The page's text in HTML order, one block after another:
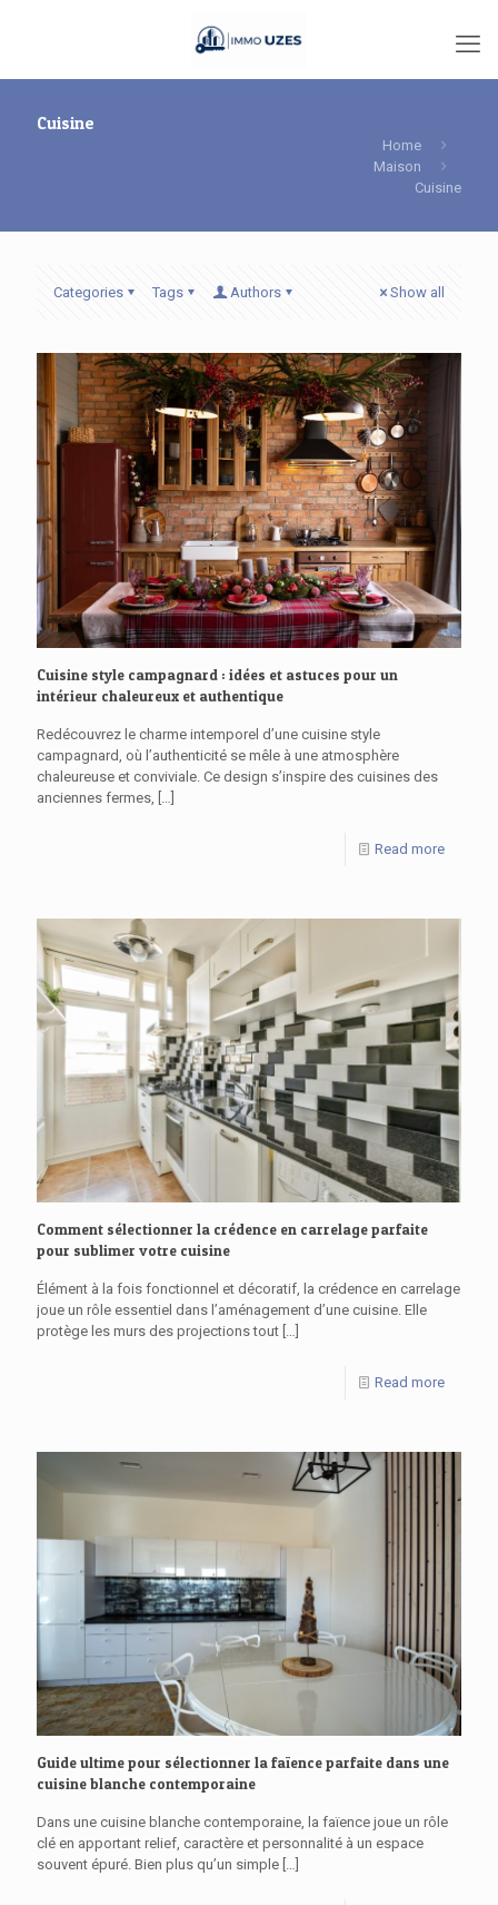
Cuisine
Home
Maison
Cuisine
Categories Tags Authors Show all
Cuisine style campagnard : idées et astuces pour un
intérieur chaleureux et authentique
Redécouvrez le charme intemporel d’une cuisine style
campagnard, où l’authenticité se mêle à une atmosphère
chaleureuse et conviviale. Ce design s’inspire des cuisines des
anciennes fermes, […]
Read more
Comment sélectionner la crédence en carrelage parfaite
pour sublimer votre cuisine
Élément à la fois fonctionnel et décoratif, la crédence en carrelage
joue un rôle essentiel dans l’aménagement d’une cuisine. Elle
protège les murs des projections tout […]
Read more
Guide ultime pour sélectionner la faïence parfaite dans une
cuisine blanche contemporaine
Dans une cuisine blanche contemporaine, la faïence joue un rôle
clé en apportant relief, caractère et personnalité à un espace
souvent épuré. Bien plus qu’un simple […]